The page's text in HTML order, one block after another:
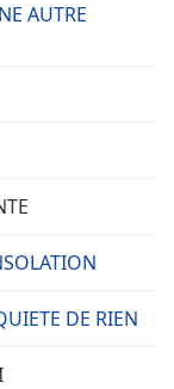
AUTRE
DE RIEN